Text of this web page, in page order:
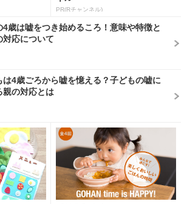
PR(Rチャンネル)
4歳は嘘をつき始めるころ！意味や特徴と
対応について
は4歳ごろから嘘を憶える？子どもの嘘に
親の対応とは